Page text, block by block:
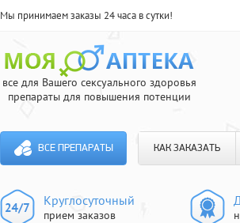
Мы принимаем заказы 24 часа в сутки!
все для Вашего сексуального здоровья
препараты для повышения потенции
ВСЕ ПРЕПАРАТЫ КАК ЗАКАЗАТЬ
Круглосуточный
прием заказов